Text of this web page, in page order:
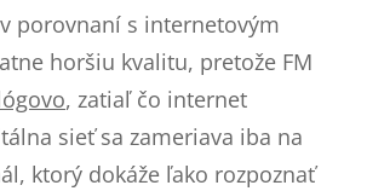
porovnaní s internetovým
horšiu kvalitu, pretože FM
, zatiaľ čo internet
sieť sa zameriava iba na
ktorý dokáže ľako rozpoznať